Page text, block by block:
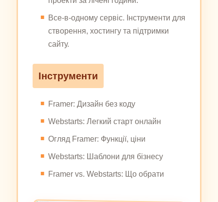
Все-в-одному сервіс. Інструменти для
створення, хостингу та підтримки
сайту.
Інструменти
Framer: Дизайн без коду
Webstarts: Легкий старт онлайн
Огляд Framer: Функції, ціни
Webstarts: Шаблони для бізнесу
Framer vs. Webstarts: Що обрати